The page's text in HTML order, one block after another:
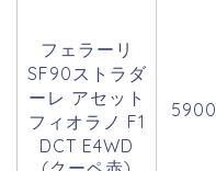
フェラーリ
SF90ストラダ
ーレ アセット
フィオラノ F1
DCT E4WD
5900